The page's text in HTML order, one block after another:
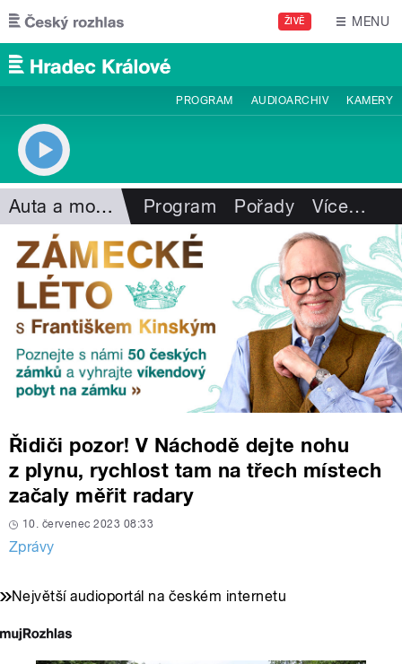
Přejít k hlavnímu obsahu
ŽIVĚ MENU
PROGRAM AUDIOARCHIV KAMERY
Auta a motorismus Program Pořady Více…
Řidiči pozor! V Náchodě dejte nohu
z plynu, rychlost tam na třech místech
začaly měřit radary
10. červenec 2023 08:33
Zprávy
Největší audioportál na českém internetu